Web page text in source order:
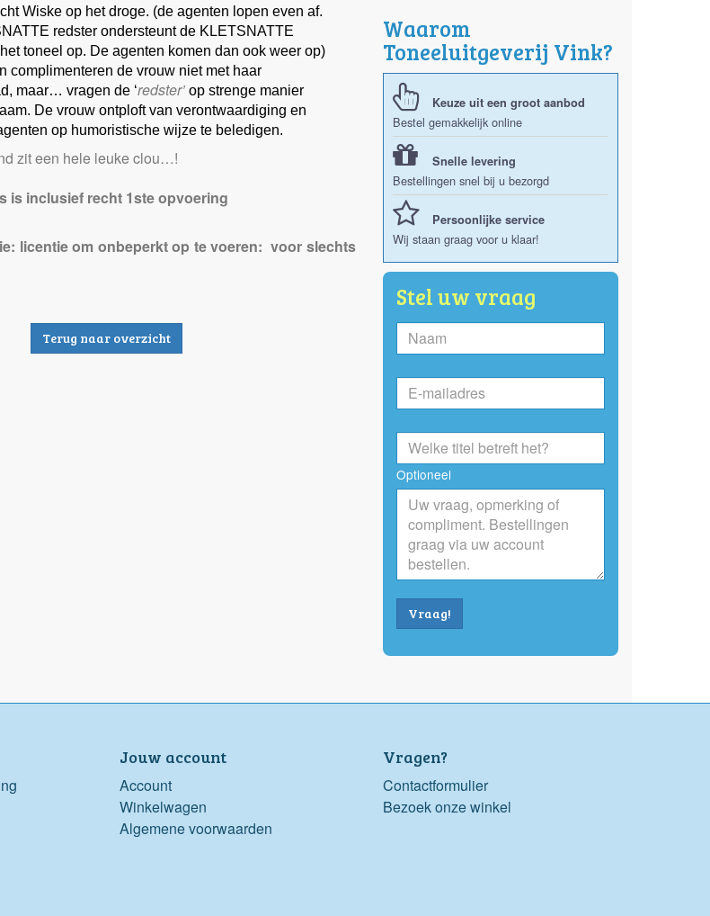
Wiske op het droge. (de agenten lopen even af.
redster ondersteunt de KLETSNATTE
toneel op. De agenten komen dan ook weer op)
complimenteren de vrouw niet met haar
maar… vragen de ‘redster’op strenge manier
De vrouw ontploft van verontwaardiging en
op humoristische wijze te beledigen.
zit een hele leuke clou…!
is inclusief recht 1ste opvoering
licentie om onbeperkt op te voeren: voor slechts
Terug naar overzicht
Waarom
Toneeluitgeverij Vink?
Keuze uit een groot aanbod
Bestel gemakkelijk online
Snelle levering
Bestellingen snel bij u bezorgd
Persoonlijke service
Wij staan graag voor u klaar!
Stel uw vraag
Optioneel
Vraag!
Jouw account
Account
Winkelwagen
Algemene voorwaarden
Vragen?
Contactformulier
Bezoek onze winkel